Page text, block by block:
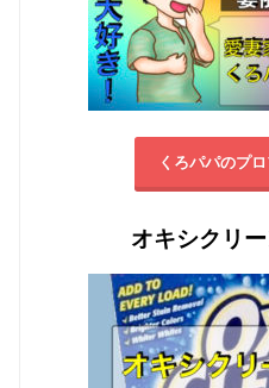
くろパパのプ
オキシクリ